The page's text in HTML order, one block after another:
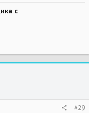
с
#29